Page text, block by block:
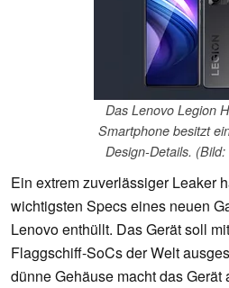
Das Lenovo Legion
Smartphone besitzt
Design-Details.
Ein extrem zuverlässiger Leaker
wichtigsten Specs eines neuen
Lenovo enthüllt. Das Gerät soll
Flaggschiff-SoCs der Welt
dünne Gehäuse macht das